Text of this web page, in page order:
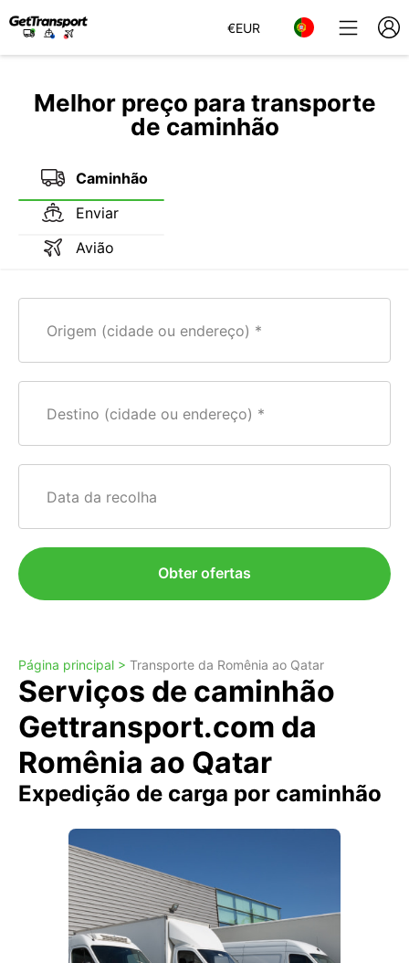
€EUR
Melhor preço para transporte
de caminhão
Caminhão
Enviar
Avião
Origem (cidade ou endereço)
Destino (cidade ou endereço)
Data da recolha
Obter ofertas
Página principal > Transporte da Romênia ao Qatar
Serviços de caminhão
Gettransport.com da
Romênia ao Qatar
Expedição de carga por caminhão